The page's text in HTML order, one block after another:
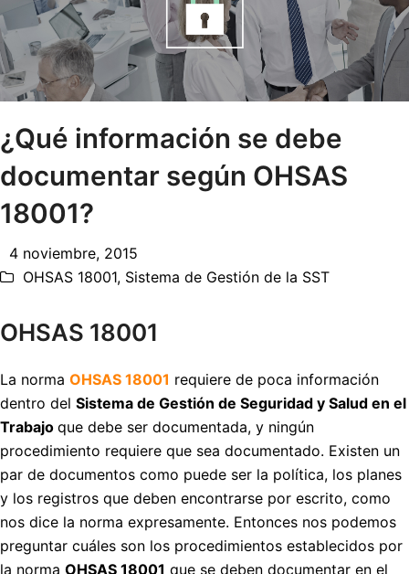
¿Qué información se debe
documentar según OHSAS
18001?
4 noviembre, 2015
OHSAS 18001, Sistema de Gestión de la SST
OHSAS 18001
La norma OHSAS 18001 requiere de poca información
dentro del Sistema de Gestión de Seguridad y Salud en el
Trabajo que debe ser documentada, y ningún
procedimiento requiere que sea documentado. Existen un
par de documentos como puede ser la política, los planes
y los registros que deben encontrarse por escrito, como
nos dice la norma expresamente. Entonces nos podemos
preguntar cuáles son los procedimientos establecidos por
la norma OHSAS 18001 que se deben documentar en el